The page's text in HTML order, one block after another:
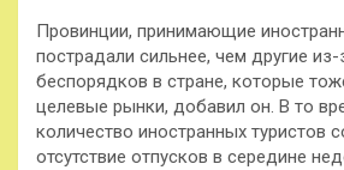
Провинции, принимающие
пострадали сильнее, чем другие
беспорядков в стране, которые
целевые рынки, добавил он. В то
количество иностранных туристов
отсутствие отпусков в середине